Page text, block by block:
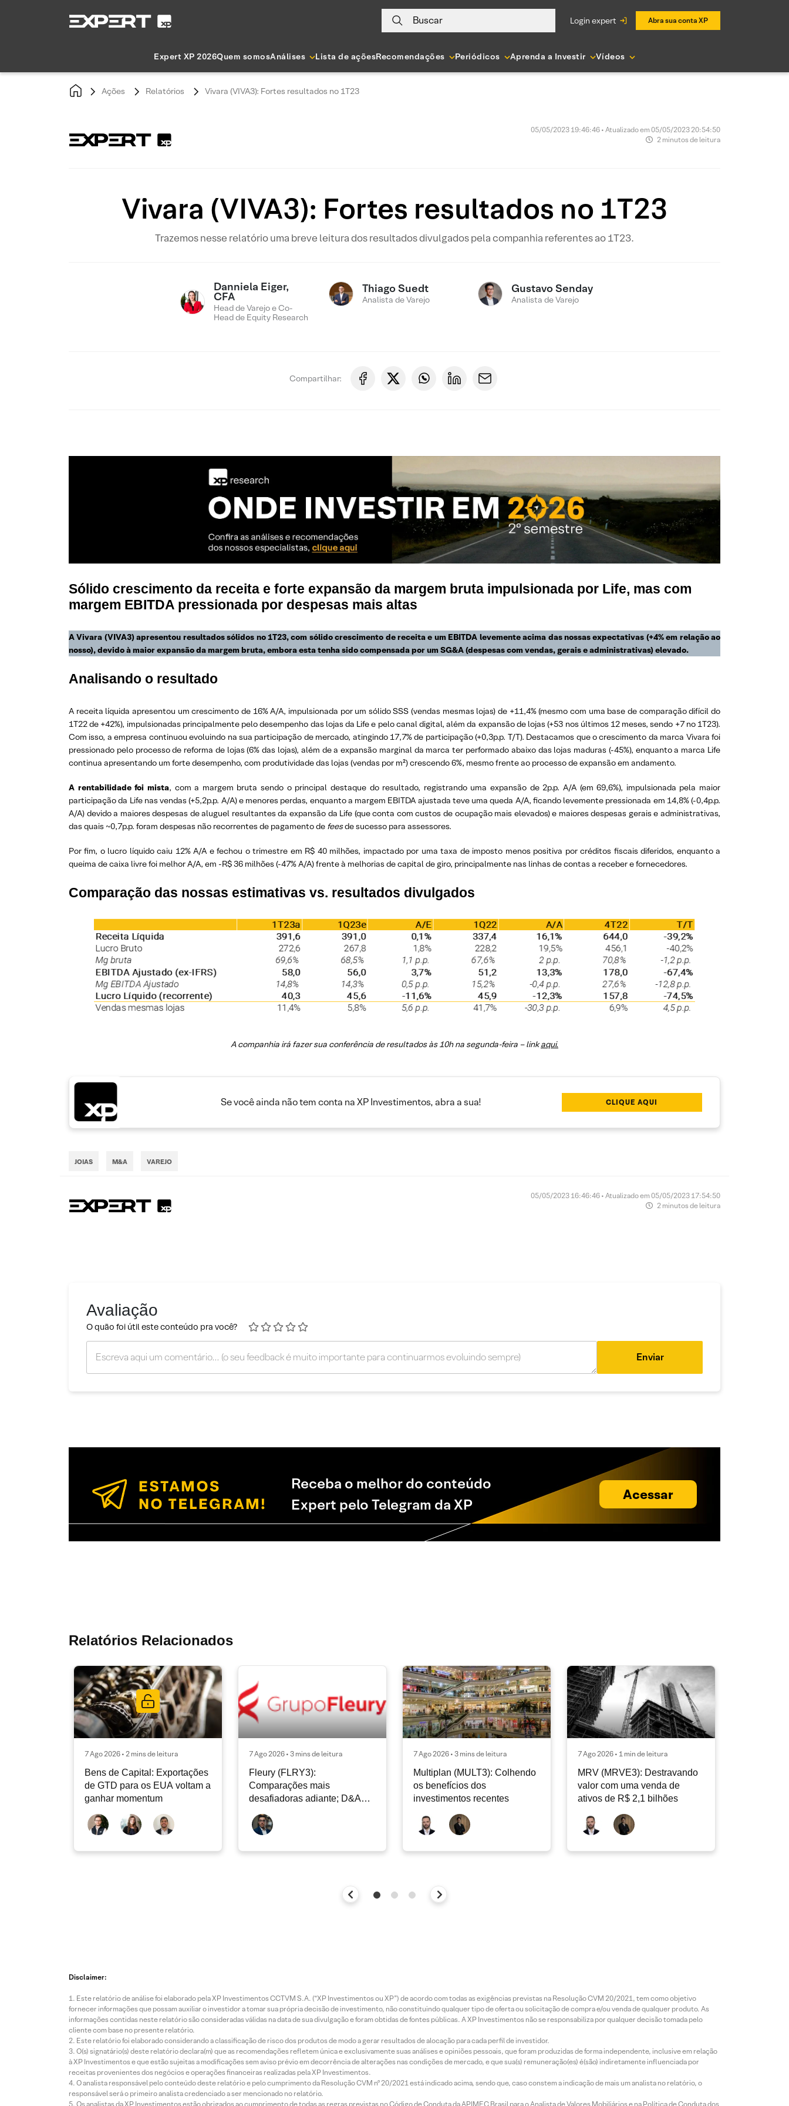
Buscar login expert Abra sua conta XP
Expert XP 2026Quem somosAnálises Lista de açõesRecomendações Periódicos Aprenda a Investir Vídeos
Ações Relatórios Vivara (VIVA3): Fortes resultados no 1T23
05/05/2023 19:46:46 • Atualizado em 05/05/2023 20:54:50
2 minutos de leitura
Vivara (VIVA3): Fortes resultados no 1T23
Trazemos nesse relatório uma breve leitura dos resultados divulgados pela companhia referentes ao 1T23.
Danniela Eiger,
CFA
Head de Varejo e Co-
Head de Equity Research
Thiago Suedt
Analista de Varejo
Gustavo Senday
Analista de Varejo
Compartilhar:
Sólido crescimento da receita e forte expansão da margem bruta impulsionada por Life, mas com
margem EBITDA pressionada por despesas mais altas
A Vivara (VIVA3) apresentou resultados sólidos no 1T23, com sólido crescimento de receita e um EBITDA levemente acima das nossas expectativas (+4% em relação ao
nosso), devido à maior expansão da margem bruta, embora esta tenha sido compensada por um SG&A (despesas com vendas, gerais e administrativas) elevado.
Analisando o resultado
A receita líquida apresentou um crescimento de 16% A/A, impulsionada por um sólido SSS (vendas mesmas lojas) de +11,4% (mesmo com uma base de comparação difícil do
1T22 de +42%), impulsionadas principalmente pelo desempenho das lojas da Life e pelo canal digital, além da expansão de lojas (+53 nos últimos 12 meses, sendo +7 no 1T23).
Com isso, a empresa continuou evoluindo na sua participação de mercado, atingindo 17,7% de participação (+0,3p.p. T/T). Destacamos que o crescimento da marca Vivara foi
pressionado pelo processo de reforma de lojas (6% das lojas), além de a expansão marginal da marca ter performado abaixo das lojas maduras (-45%), enquanto a marca Life
continua apresentando um forte desempenho, com produtividade das lojas (vendas por m²) crescendo 6%, mesmo frente ao processo de expansão em andamento.
A rentabilidade foi mista, com a margem bruta sendo o principal destaque do resultado, registrando uma expansão de 2p.p. A/A (em 69,6%), impulsionada pela maior
participação da Life nas vendas (+5,2p.p. A/A) e menores perdas, enquanto a margem EBITDA ajustada teve uma queda A/A, ficando levemente pressionada em 14,8% (-0,4p.p.
A/A) devido a maiores despesas de aluguel resultantes da expansão da Life (que conta com custos de ocupação mais elevados) e maiores despesas gerais e administrativas,
das quais ~0,7p.p. foram despesas não recorrentes de pagamento de feesde sucesso para assessores.
Por fim, o lucro líquido caiu 12% A/A e fechou o trimestre em R$ 40 milhões, impactado por uma taxa de imposto menos positiva por créditos fiscais diferidos, enquanto a
queima de caixa livre foi melhor A/A, em -R$ 36 milhões (-47% A/A) frente à melhorias de capital de giro, principalmente nas linhas de contas a receber e fornecedores.
Comparação das nossas estimativas vs. resultados divulgados
A companhia irá fazer sua conferência de resultados às 10h na segunda-feira – linkaqui.
Se você ainda não tem conta na XP Investimentos, abra a sua! CLIQUE AQUI
JOIAS M&A VAREJO
05/05/2023 16:46:46 • Atualizado em 05/05/2023 17:54:50
2 minutos de leitura
Avaliação
O quão foi útil este conteúdo pra você?
Enviar
Receba o melhor do conteúdo
Expert pelo Telegram da XP
Acessar
Relatórios Relacionados
7 Ago 2026 • 2 mins de leitura
Bens de Capital: Exportações
de GTD para os EUA voltam a
ganhar momentum
7 Ago 2026 • 3 mins de leitura
Fleury (FLRY3):
Comparações mais
desafiadoras adiante; D&A
deve permanecer nos níveis
atuais
7 Ago 2026 • 3 mins de leitura
Multiplan (MULT3): Colhendo
os benefícios dos
investimentos recentes
7 Ago 2026 • 1 min de leitura
MRV (MRVE3): Destravando
valor com uma venda de
ativos de R$ 2,1 bilhões
Disclaimer:
Este relatório de análise foi elaborado pela XP Investimentos CCTVM S.A. (“XP Investimentos ou XP”) de acordo com todas as exigências previstas na Resolução CVM 20/2021, tem como objetivo
fornecer informações que possam auxiliar o investidor a tomar sua própria decisão de investimento, não constituindo qualquer tipo de oferta ou solicitação de compra e/ou venda de qualquer produto. As
informações contidas neste relatório são consideradas válidas na data de sua divulgação e foram obtidas de fontes públicas. A XP Investimentos não se responsabiliza por qualquer decisão tomada pelo
cliente com base no presente relatório.
Este relatório foi elaborado considerando a classificação de risco dos produtos de modo a gerar resultados de alocação para cada perfil de investidor.
O(s) signatário(s) deste relatório declara(m) que as recomendações refletem única e exclusivamente suas análises e opiniões pessoais, que foram produzidas de forma independente, inclusive em relação
à XP Investimentos e que estão sujeitas a modificações sem aviso prévio em decorrência de alterações nas condições de mercado, e que sua(s) remuneração(es) é(são) indiretamente influenciada por
receitas provenientes dos negócios e operações financeiras realizadas pela XP Investimentos.
O analista responsável pelo conteúdo deste relatório e pelo cumprimento da Resolução CVM nº 20/2021 está indicado acima, sendo que, caso constem a indicação de mais um analista no relatório, o
responsável será o primeiro analista credenciado a ser mencionado no relatório.
Os analistas da XP Investimentos estão obrigados ao cumprimento de todas as regras previstas no Código de Conduta da APIMEC Brasil para o Analista de Valores Mobiliários e na Política de Conduta dos